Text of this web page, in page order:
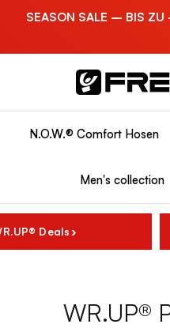
SEASON SALE – BIS
N.O.W.® Comfort Hosen
Men's collection
Deals
WR.UP®